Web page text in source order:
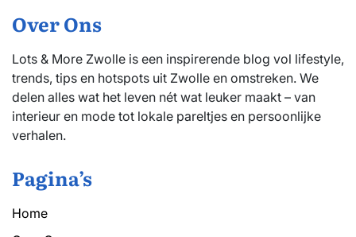
Over Ons
Lots & More Zwolle is een inspirerende blog vol lifestyle,
trends, tips en hotspots uit Zwolle en omstreken. We
delen alles wat het leven nét wat leuker maakt – van
interieur en mode tot lokale pareltjes en persoonlijke
verhalen.
Pagina’s
Home